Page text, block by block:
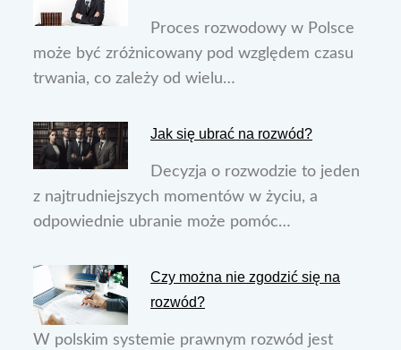
Proces rozwodowy w Polsce
może być zróżnicowany pod względem czasu
trwania, co zależy od wielu…
Jak się ubrać na rozwód?
Decyzja o rozwodzie to jeden
z najtrudniejszych momentów w życiu, a
odpowiednie ubranie może pomóc…
Czy można nie zgodzić się na
rozwód?
W polskim systemie prawnym rozwód jest